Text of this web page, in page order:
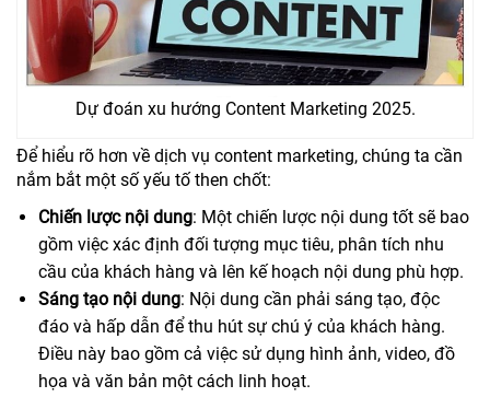
Dự đoán xu hướng Content Marketing 2025.
Để hiểu rõ hơn về dịch vụ content marketing, chúng ta cần
nắm bắt một số yếu tố then chốt:
Chiến lược nội dung: Một chiến lược nội dung tốt sẽ bao
gồm việc xác định đối tượng mục tiêu, phân tích nhu
cầu của khách hàng và lên kế hoạch nội dung phù hợp.
Sáng tạo nội dung: Nội dung cần phải sáng tạo, độc
đáo và hấp dẫn để thu hút sự chú ý của khách hàng.
Điều này bao gồm cả việc sử dụng hình ảnh, video, đồ
họa và văn bản một cách linh hoạt.